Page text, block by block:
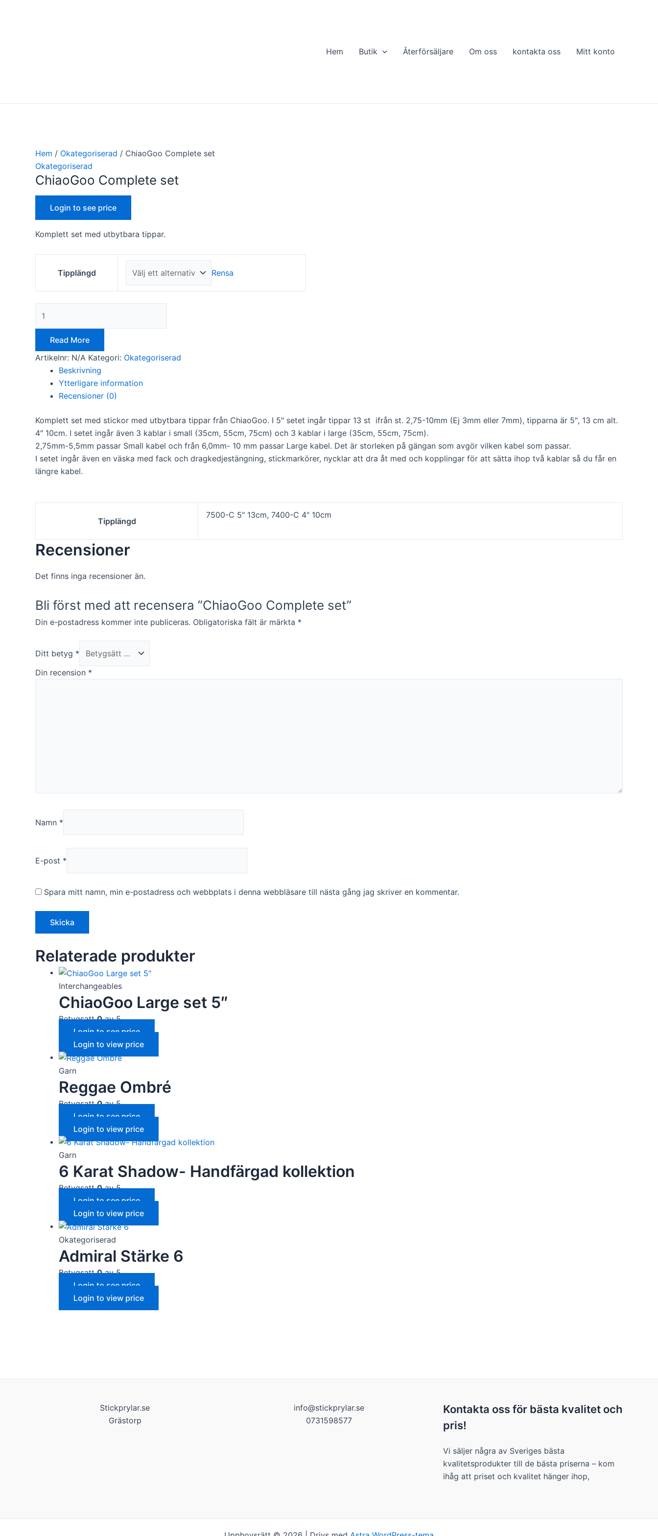
Hem Butik Återförsäljare Om oss kontakta oss Mitt konto
Hem / Okategoriserad / ChiaoGoo Complete set
Okategoriserad
ChiaoGoo Complete set
Login to see price
Komplett set med utbytbara tippar.
Tipplängd Rensa
Read More
Artikelnr: N/A Kategori: Okategoriserad
Beskrivning
Ytterligare information
Recensioner (0)
Komplett set med stickor med utbytbara tippar från ChiaoGoo. I 5″ setet ingår tippar 13 st ifrån st. 2,75-10mm (Ej 3mm eller 7mm), tipparna är 5″, 13 cm alt.
4″ 10cm. I setet ingår även 3 kablar i small (35cm, 55cm, 75cm) och 3 kablar i large (35cm, 55cm, 75cm).
2,75mm-5,5mm passar Small kabel och från 6,0mm- 10 mm passar Large kabel. Det är storleken på gängan som avgör vilken kabel som passar.
I setet ingår även en väska med fack och dragkedjestängning, stickmarkörer, nycklar att dra åt med och kopplingar för att sätta ihop två kablar så du får en
längre kabel.
Tipplängd
7500-C 5" 13cm, 7400-C 4" 10cm
Recensioner
Det finns inga recensioner än.
Bli först med att recensera ”ChiaoGoo Complete set”
Din e-postadress kommer inte publiceras. Obligatoriska fält är märkta *
Ditt betyg *
Din recension *
Namn *
E-post *
Spara mitt namn, min e-postadress och webbplats i denna webbläsare till nästa gång jag skriver en kommentar.
Relaterade produkter
Interchangeables
ChiaoGoo Large set 5″
Betygsatt0av 5
Login to see price
Login to view price
Garn
Reggae Ombré
Betygsatt0av 5
Login to see price
Login to view price
Garn
6 Karat Shadow- Handfärgad kollektion
Betygsatt0av 5
Login to see price
Login to view price
Okategoriserad
Admiral Stärke 6
Betygsatt0av 5
Login to see price
Login to view price
Stickprylar.se
Grästorp
info@stickprylar.se
0731598577
Kontakta oss för bästa kvalitet och
pris!
Vi säljer några av Sveriges bästa
kvalitetsprodukter till de bästa priserna – kom
ihåg att priset och kvalitet hänger ihop,
Dessa kakor
går inte att
välja bort. De
att hemsidan
Statistik
För att vi ska
förbättra
hemsidans
funktionalitet
Upplevelse
hemsida ska
prestera så
möjligt under
ditt besök.
Om du nekar
kommer viss
att försvinna
personligt
och erbjudanden.